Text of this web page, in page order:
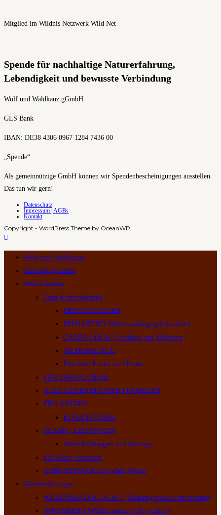
Mitglied im Wildnis Netzwerk Wild Net
Spende für nachhaltige Naturerfahrung,
Lebendigkeit und bewusste Verbindung
Wolf und Waldkauz gGmbH
GLS Bank
IBAN: DE38 4306 0967 1284 7436 00
„Spende“
Als gemeinnützige GmbH können wir Spendenbescheinigungen ausstellen.
Das tun wir gern!
Datenschutz
Impressum | AGBs
Kontakt
Copyright - WordPress Theme by OceanWP
Wolf und Waldkauz
Jahresprogramm
Wildniskultur
Zum Kennenlernen
FREITAGSFEUER
INFOABEND Wildnispädagogik (online)
CAMPAUFBAU | Auftakt am Silbersee
AKTIONSTAGE
Frisches, Fuchs und Feuer
FÜR ERWACHSENE
ALLE GENERATIONEN | FAMILIEN
FÜR KINDER
KINDERCAMPS
TEAMS | LEITUNGEN
Weiterbildungen auf Anfrage
Für Kitas | Schulen
GEBURTSTAGE auf wilde Weise
Weiterbildungen
WILDNISPÄDAGOGIK I (Bildungsurlaub anerkannt)
INFOABEND Wildnispädagogik (online)